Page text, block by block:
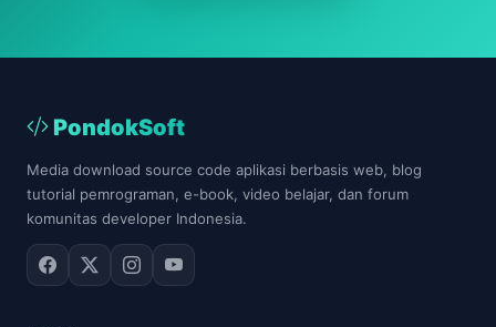
PondokSoft
Media download source code aplikasi berbasis web, blog
tutorial pemrograman, e-book, video belajar, dan forum
komunitas developer Indonesia.